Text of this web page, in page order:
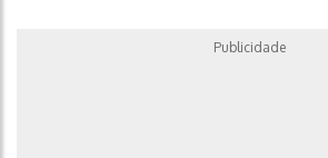
Publicidade